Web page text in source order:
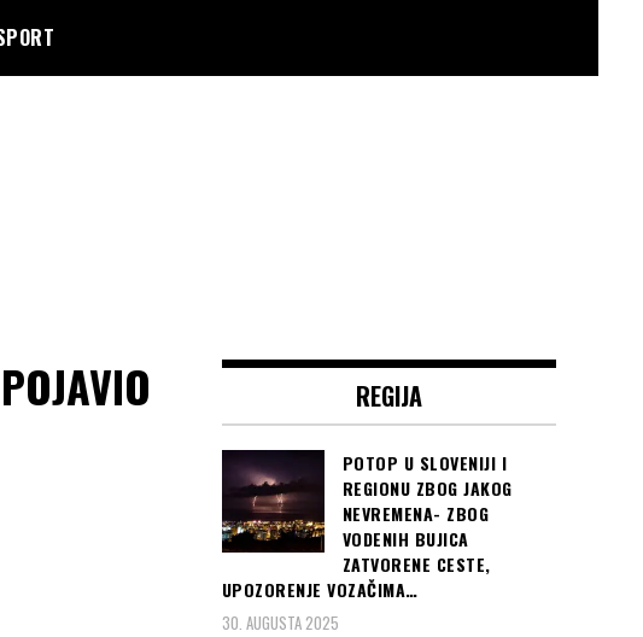
REGIJA
POTOP U SLOVENIJI I
REGIONU ZBOG JAKOG
NEVREMENA- ZBOG
VODENIH BUJICA
ZATVORENE CESTE,
UPOZORENJE VOZAČIMA…
30. AUGUSTA 2025